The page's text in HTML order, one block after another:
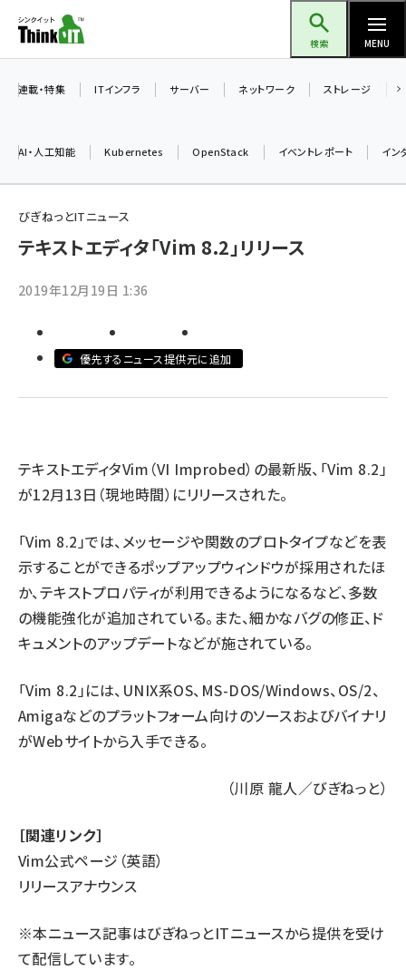
ン
ツ
検索 MENU
加藤銘のチーム貢献～仲間と築いた勝利の絆～ (2297)
drupal (1929)
genai (1468)
連載・特集 ITインフラ サーバー ネットワーク ストレージ
AI・人工知能 Kubernetes OpenStack イベントレポート イン
びぎねっとITニュース
テキストエディタ「Vim 8.2」リリース
2019年12月19日 1:36
優先するニュース提供元に追加
テキストエディタVim（VI Improbed）の最新版、「Vim 8.2」
が12月13日（現地時間）にリリースされた。
「Vim 8.2」では、メッセージや関数のプロトタイプなどを表
示することができるポップアップウィンドウが採用されたほ
か、テキストプロパティが利用できるようになるなど、多数
の機能強化が追加されている。また、細かなバグの修正、ド
キュメントのアップデートなどが施されている。
「Vim 8.2」には、UNIX系OS、MS-DOS/Windows、OS/2、
Amigaなどのプラットフォーム向けのソースおよびバイナリ
がWebサイトから入手できる。
（川原 龍人／びぎねっと）
［関連リンク］
Vim公式ページ（英語）
リリースアナウンス
※本ニュース記事はびぎねっとITニュースから提供を受け
て配信しています。